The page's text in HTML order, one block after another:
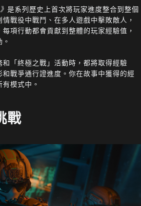
是系列歷史上首次將玩家進度整合到整個
戰役中戰鬥、在多人遊戲中擊敗敵人，
項行動都會貢獻到整體的玩家經驗值，
「終極之戰」活動時，都將取得經驗
戰爭通行證進度。你在故事中獲得的經
模式中。
戰